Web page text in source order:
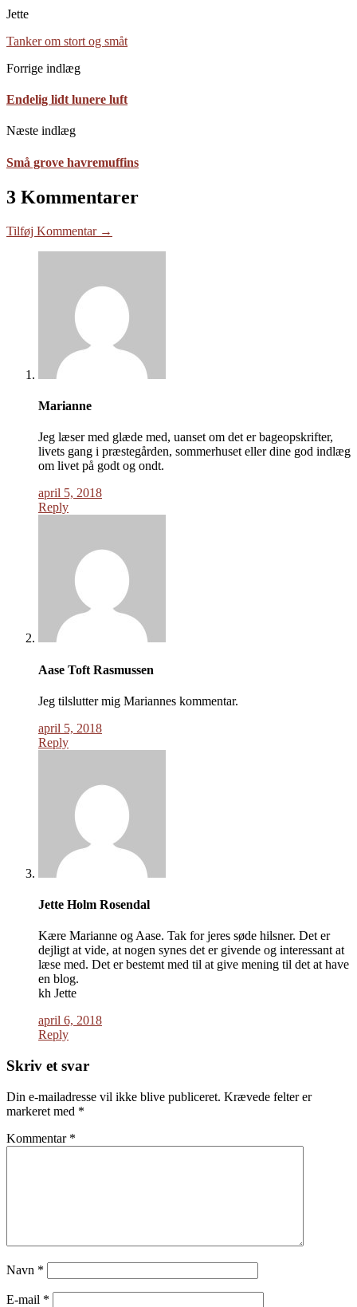
Jette
Tanker om stort og småt
Forrige indlæg
Endelig lidt lunere luft
Næste indlæg
Små grove havremuffins
3 Kommentarer
Tilføj Kommentar →
Marianne
Jeg læser med glæde med, uanset om det er bageopskrifter,
livets gang i præstegården, sommerhuset eller dine god indlæg
om livet på godt og ondt.
april 5, 2018
Reply
Aase Toft Rasmussen
Jeg tilslutter mig Mariannes kommentar.
april 5, 2018
Reply
Jette Holm Rosendal
Kære Marianne og Aase. Tak for jeres søde hilsner. Det er
dejligt at vide, at nogen synes det er givende og interessant at
læse med. Det er bestemt med til at give mening til det at have
en blog.
kh Jette
april 6, 2018
Reply
Skriv et svar
Din e-mailadresse vil ikke blive publiceret. Krævede felter er
markeret med *
Kommentar *
Navn *
E-mail *